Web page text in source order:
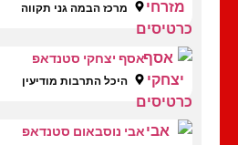
מרכז הבמה גני תקווה
אסף יצחקי סטנדאפ
היכל התרבות מודיעין
אבי נוסבאום סטנדאפ